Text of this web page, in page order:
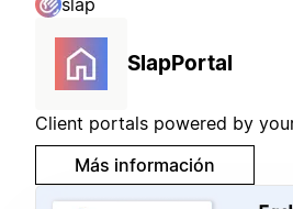
slap
SlapPortal
Client portals powered by
Más información